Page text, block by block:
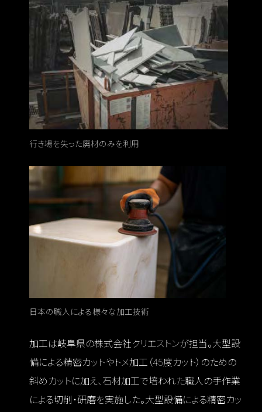
行き場を失った廃材のみを利用
日本の職人による様々な加工技術
加工は岐阜県の株式会社クリエストンが担当。大型設
備による精密カットやトメ加工（45度カット）のための
斜めカットに加え、石材加工で培われた職人の手作業
による切削・研磨を実施した。大型設備による精密カッ